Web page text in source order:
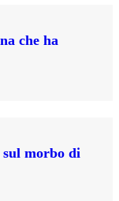
che ha
sul morbo di